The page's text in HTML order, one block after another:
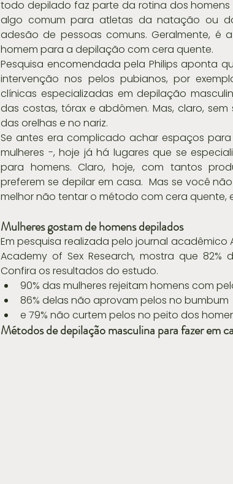
todo depilado faz parte da rotina dos
algo comum para atletas da natação ou
adesão de pessoas comuns. Geralmente, é
homem para a depilação com cera quente.
Pesquisa encomendada pela Philips aponta
intervenção nos pelos pubianos, por
clínicas especializadas em depilação
das costas, tórax e abdômen. Mas, claro,
das orelhas e no nariz.
Se antes era complicado achar espaços
mulheres -, hoje já há lugares que se
para homens. Claro, hoje, com tantos
preferem se depilar em casa.  Mas se você
melhor não tentar o método com cera quente,
Mulheres gostam de homens depilados
Em pesquisa realizada pelo journal acadêmico
Academy of Sex Research, mostra que 82%
Confira os resultados do estudo.
90% das mulheres rejeitam homens com
86% delas não aprovam pelos no bumbum
e 79% não curtem pelos no peito dos
Métodos de depilação masculina para fazer em